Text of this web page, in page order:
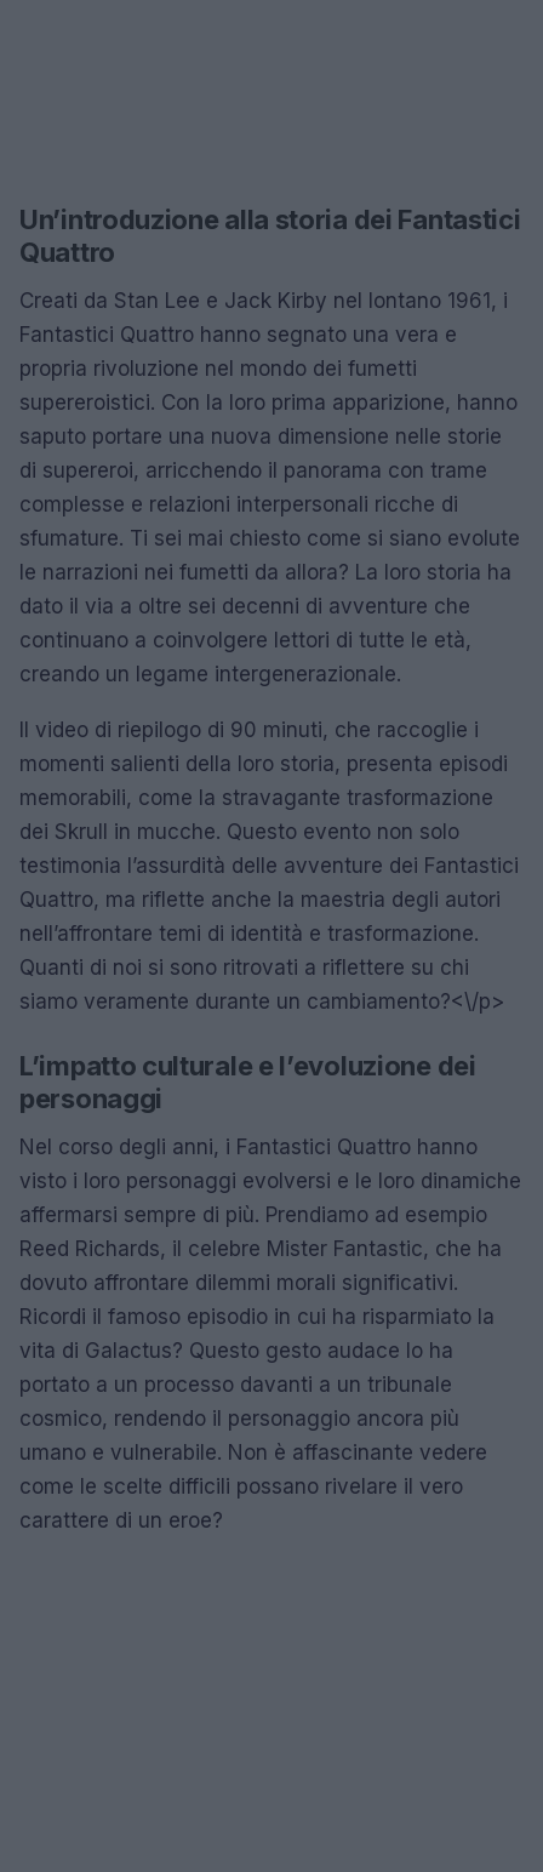
Un’introduzione alla storia dei Fantastici
Quattro
Creati da Stan Lee e Jack Kirby nel lontano 1961, i
Fantastici Quattro hanno segnato una vera e
propria rivoluzione nel mondo dei fumetti
supereroistici. Con la loro prima apparizione, hanno
saputo portare una nuova dimensione nelle storie
di supereroi, arricchendo il panorama con trame
complesse e relazioni interpersonali ricche di
sfumature. Ti sei mai chiesto come si siano evolute
le narrazioni nei fumetti da allora? La loro storia ha
dato il via a oltre sei decenni di avventure che
continuano a coinvolgere lettori di tutte le età,
creando un legame intergenerazionale.
Il video di riepilogo di 90 minuti, che raccoglie i
momenti salienti della loro storia, presenta episodi
memorabili, come la stravagante trasformazione
dei Skrull in mucche. Questo evento non solo
testimonia l’assurdità delle avventure dei Fantastici
Quattro, ma riflette anche la maestria degli autori
nell’affrontare temi di identità e trasformazione.
Quanti di noi si sono ritrovati a riflettere su chi
siamo veramente durante un cambiamento?<\/p>
L’impatto culturale e l’evoluzione dei
personaggi
Nel corso degli anni, i Fantastici Quattro hanno
visto i loro personaggi evolversi e le loro dinamiche
affermarsi sempre di più. Prendiamo ad esempio
Reed Richards, il celebre Mister Fantastic, che ha
dovuto affrontare dilemmi morali significativi.
Ricordi il famoso episodio in cui ha risparmiato la
vita di Galactus? Questo gesto audace lo ha
portato a un processo davanti a un tribunale
cosmico, rendendo il personaggio ancora più
umano e vulnerabile. Non è affascinante vedere
come le scelte difficili possano rivelare il vero
carattere di un eroe?